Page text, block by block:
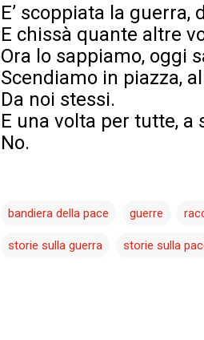
E’ scoppiata la
E chissà quante altre
Ora lo sappiamo, oggi
Scendiamo in piazza,
Da noi stessi.
E una volta per tutte,
No.
bandiera della pace guerre
storie sulla guerra storie sulla